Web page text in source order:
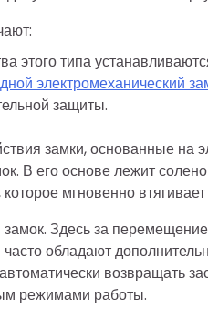
этого типа
электромеханический
защиты.
замки, основанные на
В его основе лежит
мгновенно
Здесь за
обладают
возвращать
режимами работы.